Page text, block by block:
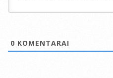
0 KOMENTARAI